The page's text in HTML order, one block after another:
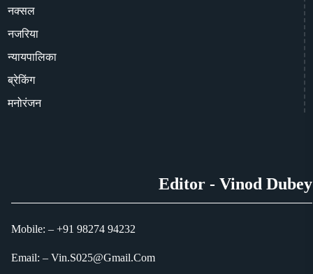
नक्सल
नजरिया
न्यायपालिका
ब्रेकिंग
मनोरंजन
Editor - Vinod Dubey
Mobile: – +91 98274 94232
Email: – Vin.S025@Gmail.Com